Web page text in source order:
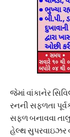
જેમાં વાંકાનેર
રનની સફળતા
સફળ બનાવવા
હેલ્થ સુપરવાઇઝર